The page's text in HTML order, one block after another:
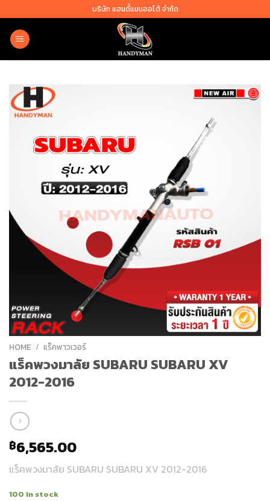
to
content
บริษัท แฮนดี้แมนออโต้ จำกัด
HOME / แร็คพาวเวอร์
แร็คพวงมาลัย SUBARU SUBARU XV
2012-2016
฿6,565.00
แร็คพวงมาลัย SUBARU SUBARU XV 2012-2016
100 in stock